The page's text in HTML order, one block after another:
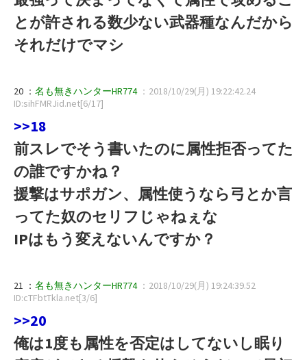
とが許される数少ない武器種なんだから
それだけでマシ
20 ： 名も無きハンターHR774 ：2018/10/29(月) 19:22:42.24
ID:sihFMRJid.net[6/17]
>>18
前スレでそう書いたのに属性拒否ってた
の誰ですかね？
援撃はサポガン、属性使うなら弓とか言
ってた奴のセリフじゃねぇな
IPはもう変えないんですか？
21 ： 名も無きハンターHR774 ：2018/10/29(月) 19:24:39.52
ID:cTFbtTkla.net[3/6]
>>20
俺は1度も属性を否定はしてないし眠り